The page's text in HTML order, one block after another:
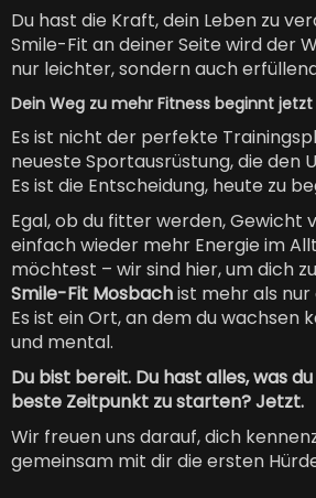
Du hast die Kraft, dein Leben zu
Smile-Fit an deiner Seite wird der
nur leichter, sondern auch
Dein Weg zu mehr Fitness beginnt jetzt
Es ist nicht der perfekte
neueste Sportausrüstung, die den
Es ist die Entscheidung, heute zu
Egal, ob du fitter werden, Gewicht
einfach wieder mehr Energie im
möchtest – wir sind hier, um dich
Smile-Fit Mosbachist mehr als nur
Es ist ein Ort, an dem du wachsen
und mental.
Du bist bereit. Du hast alles, was
beste Zeitpunkt zu starten? Jetzt.
Wir freuen uns darauf, dich
gemeinsam mit dir die ersten